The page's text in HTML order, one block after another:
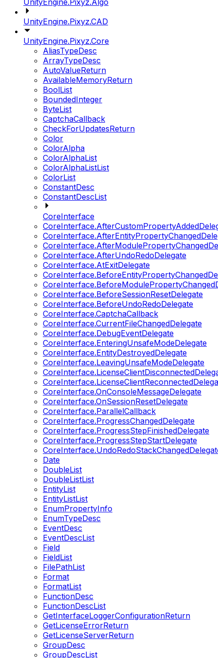
UnityEngine.Pixyz.Algo
UnityEngine.Pixyz.CAD
UnityEngine.Pixyz.Core
AliasTypeDesc
ArrayTypeDesc
AutoValueReturn
AvailableMemoryReturn
BoolList
BoundedInteger
ByteList
CaptchaCallback
CheckForUpdatesReturn
Color
ColorAlpha
ColorAlphaList
ColorAlphaListList
ColorList
ConstantDesc
ConstantDescList
CoreInterface
CoreInterface.AfterUndoRedoDelegate
CoreInterface.AtExitDelegate
CoreInterface.BeforeSessionResetDelegate
CoreInterface.BeforeUndoRedoDelegate
CoreInterface.CaptchaCallback
CoreInterface.CurrentFileChangedDelegate
CoreInterface.DebugEventDelegate
CoreInterface.EnteringUnsafeModeDelegate
CoreInterface.EntityDestroyedDelegate
CoreInterface.LeavingUnsafeModeDelegate
CoreInterface.OnConsoleMessageDelegate
CoreInterface.OnSessionResetDelegate
CoreInterface.ParallelCallback
CoreInterface.ProgressChangedDelegate
CoreInterface.ProgressStepFinishedDelegate
CoreInterface.ProgressStepStartDelegate
Date
DoubleList
DoubleListList
EntityList
EntityListList
EnumPropertyInfo
EnumTypeDesc
EventDesc
EventDescList
Field
FieldList
FilePathList
Format
FormatList
FunctionDesc
FunctionDescList
GetInterfaceLoggerConfigurationReturn
GetLicenseErrorReturn
GetLicenseServerReturn
GroupDesc
GroupDescList